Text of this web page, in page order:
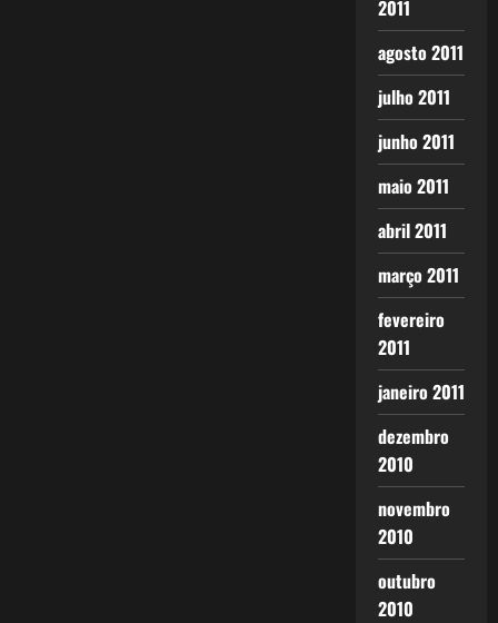
2011
agosto 2011
julho 2011
junho 2011
maio 2011
abril 2011
março 2011
fevereiro
2011
janeiro 2011
dezembro
2010
novembro
2010
outubro
2010